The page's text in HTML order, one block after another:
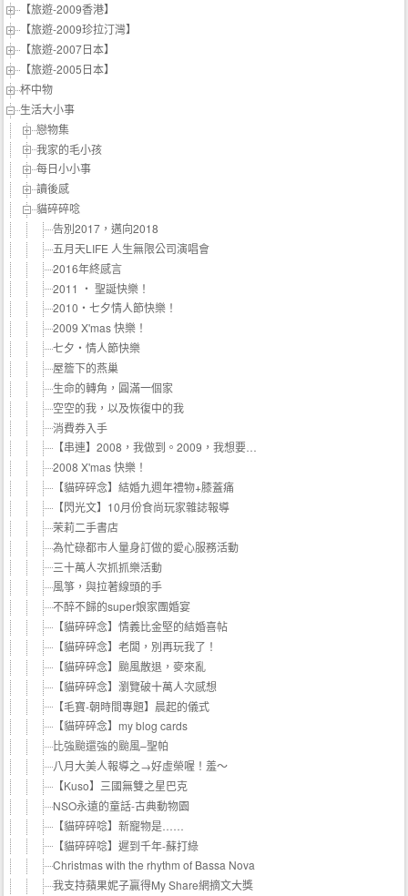
【旅遊-2009香港】
【旅遊-2009珍拉汀灣】
【旅遊-2007日本】
【旅遊-2005日本】
杯中物
生活大小事
戀物集
我家的毛小孩
每日小小事
讀後感
貓碎碎唸
告別2017，邁向2018
五月天LIFE 人生無限公司演唱會
2016年終感言
2011 ‧ 聖誕快樂！
2010‧七夕情人節快樂！
2009 X'mas 快樂！
七夕‧情人節快樂
屋簷下的燕巢
生命的轉角，圓滿一個家
空空的我，以及恢復中的我
消費券入手
【串連】2008，我做到。2009，我想要…
2008 X'mas 快樂！
【貓碎碎念】結婚九週年禮物+膝蓋痛
【閃光文】10月份食尚玩家雜誌報導
茉莉二手書店
為忙碌都市人量身訂做的愛心服務活動
三十萬人次抓抓樂活動
風箏，與拉著線頭的手
不醉不歸的super娘家團婚宴
【貓碎碎念】情義比金堅的結婚喜帖
【貓碎碎念】老闆，別再玩我了！
【貓碎碎念】颱風散退，麥來亂
【貓碎碎念】瀏覽破十萬人次感想
【毛寶-朝時間專題】晨起的儀式
【貓碎碎念】my blog cards
比強颱還強的颱風–聖帕
八月大美人報導之→好虛榮喔！羞～
【Kuso】三國無雙之星巴克
NSO永遠的童話-古典動物園
【貓碎碎唸】新寵物是……
【貓碎碎唸】遲到千年-蘇打綠
Christmas with the rhythm of Bassa Nova
我支持蘋果妮子贏得My Share網摘文大獎